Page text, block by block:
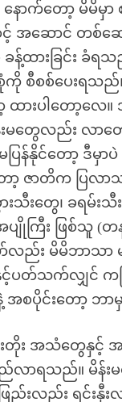
ောက်တော့ မိမိမှာ
ာင့် အဆောင် တစ်ဆ
ခန့်ထားခြင်း ခံရ
ကို စီစစ်ပေးရသည်
ထားပါတော့လေ
တွေလည်း လာတေ
ြန်နိုင်တော့ ဒီမှာ
ာ့ ဇာတိက ပြလ
သီးတွေ၊ ခရမ်း
ျိုကြီး ဖြစ်သူ (
လည်း မိမိဘာသာ မ
ပတ်သက်လျှင် က
စပိုင်းတော့ ဘာမှ
တိုး အသံတွေနှင့်
လာရသည်။ မိန်း
ည်းလည်း ရင်းနှီး